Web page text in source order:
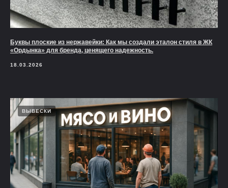
Буквы плоские из нержавейки: Как мы создали эталон стиля в ЖК
«Ордынка» для бренда, ценящего надежность.
18.03.2026
ВЫВЕСКИ